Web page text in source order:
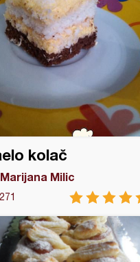
kolač
Marijana Milic